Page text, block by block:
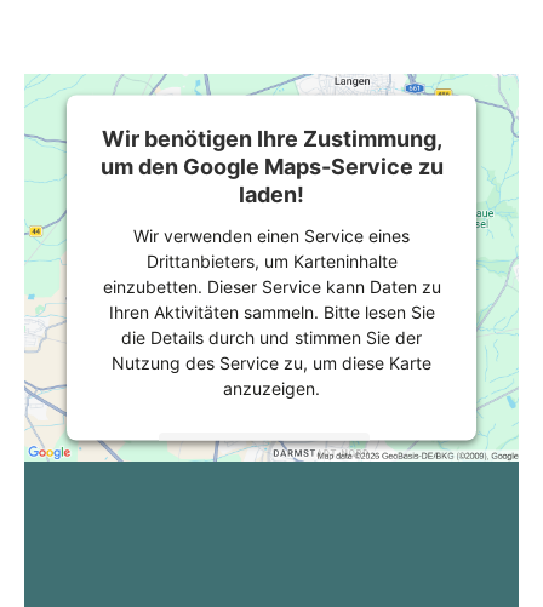
Wir benötigen Ihre Zustimmung,
um den Google Maps-Service zu
laden!
Wir verwenden einen Service eines
Drittanbieters, um Karteninhalte
einzubetten. Dieser Service kann Daten zu
Ihren Aktivitäten sammeln. Bitte lesen Sie
die Details durch und stimmen Sie der
Nutzung des Service zu, um diese Karte
anzuzeigen.
Mehr Informationen